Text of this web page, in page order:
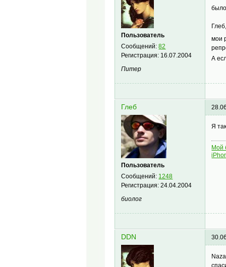
Пользователь
Сообщений:82
Регистрация: 16.07.2004
Питер
мои
А
Глеб
Пользователь
Сообщений: 1248
Регистрация:24.04.2004
биолог
Я
Мой
DDN